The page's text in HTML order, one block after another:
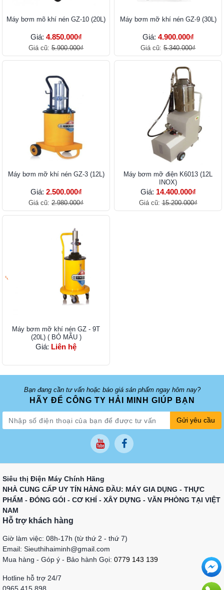
Máy bơm mõ khí nén GZ-10 (20L)
Giá: 4.850.000₫
Giá cũ: 5.900.000₫
Máy bơm mỡ khí nén GZ-9 (30L)
Giá: 4.900.000₫
Giá cũ: 5.340.000₫
Máy bơm mỡ khí nén GZ-3 (12L)
Giá: 2.500.000₫
Giá cũ: 2.980.000₫
Máy bơm mỡ điện K6013 (12L
INOX)
Giá: 14.400.000₫
Giá cũ:15.200.000₫
Máy bơm mỡ khí nén GZ - 9T
(20L) ( BỎ MẪU )
Giá: Liên hệ
Bạn đang cần tư vấn hoặc báo giá sản phẩm ngay hôm nay?
HÃY ĐỂ CÔNG TY HẢI MINH GIÚP BẠN
Gửi yêu cầu
Siêu thị Điện Máy Chính Hãng
NHÀ CUNG CẤP UY TÍN HÀNG ĐẦU: MÁY GIA DỤNG - THỰC
PHẨM - ĐÓNG GÓI - CƠ KHÍ - XÂY DỰNG - VĂN PHÒNG TẠI VIỆT
NAM
Hỗ trợ khách hàng
Giờ làm việc: 08h-17h (từ thứ 2 - thứ 7)
Email: Sieuthihaiminh@gmail.com
Mua hàng - Góp ý - Bảo hành Gọi: 0779 143 139
Hotline hỗ trợ 24/7